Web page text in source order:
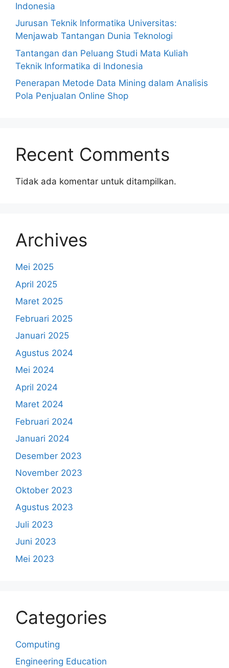
Indonesia
Jurusan Teknik Informatika Universitas:
Menjawab Tantangan Dunia Teknologi
Tantangan dan Peluang Studi Mata Kuliah
Teknik Informatika di Indonesia
Penerapan Metode Data Mining dalam Analisis
Pola Penjualan Online Shop
Recent Comments
Tidak ada komentar untuk ditampilkan.
Archives
Mei 2025
April 2025
Maret 2025
Februari 2025
Januari 2025
Agustus 2024
Mei 2024
April 2024
Maret 2024
Februari 2024
Januari 2024
Desember 2023
November 2023
Oktober 2023
Agustus 2023
Juli 2023
Juni 2023
Mei 2023
Categories
Computing
Engineering Education